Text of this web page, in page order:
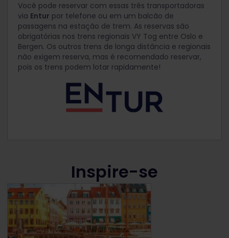
Você pode reservar com essas três transportadoras
via Entur por telefone ou em um balcão de
passagens na estação de trem. As reservas são
obrigatórias nos trens regionais VY Tog entre Oslo e
Bergen. Os outros trens de longa distância e regionais
não exigem reserva, mas é recomendado reservar,
pois os trens podem lotar rapidamente!
Inspire-se